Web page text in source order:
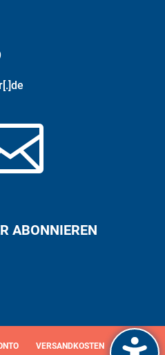
ABONNIEREN
VERSANDKOSTEN